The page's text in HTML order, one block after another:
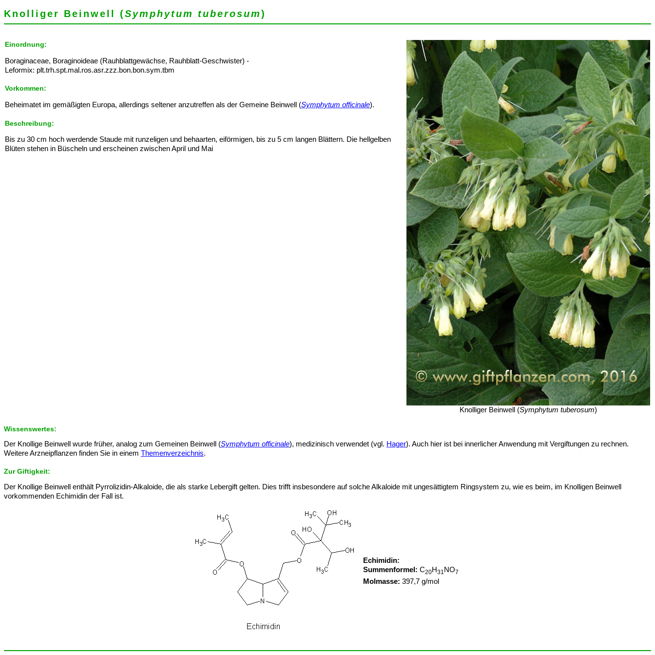
Knolliger Beinwell (Symphytum tuberosum)
Einordnung:
Boraginaceae, Boraginoideae (Rauhblattgewächse, Rauhblatt-Geschwister) -
Leformix: plt.trh.spt.mal.ros.asr.zzz.bon.bon.sym.tbm
Vorkommen:
Beheimatet im gemäßigten Europa, allerdings seltener anzutreffen als der Gemeine Beinwell (Symphytum officinale).
Beschreibung:
Bis zu 30 cm hoch werdende Staude mit runzeligen und behaarten, eiförmigen, bis zu 5 cm langen Blättern. Die hellgelben
Blüten stehen in Büscheln und erscheinen zwischen April und Mai
Knolliger Beinwell (Symphytum tuberosum)
Wissenswertes:
Der Knollige Beinwell wurde früher, analog zum Gemeinen Beinwell (Symphytum officinale), medizinisch verwendet (vgl. Hager). Auch hier ist bei innerlicher Anwendung mit Vergiftungen zu rechnen.
Weitere Arzneipflanzen finden Sie in einem Themenverzeichnis.
Zur Giftigkeit:
Der Knollige Beinwell enthält Pyrrolizidin-Alkaloide, die als starke Lebergift gelten. Dies trifft insbesondere auf solche Alkaloide mit ungesättigtem Ringsystem zu, wie es beim, im Knolligen Beinwell
vorkommenden Echimidin der Fall ist.
Echimidin:
Summenformel: C20H31 NO7
Molmasse: 397,7 g/mol